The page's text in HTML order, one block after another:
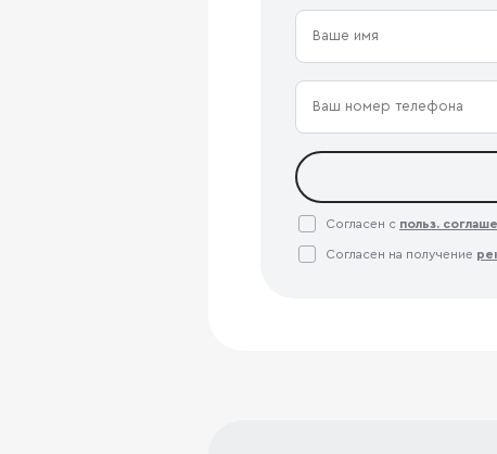
Согласен с польз.
Согласен на получение